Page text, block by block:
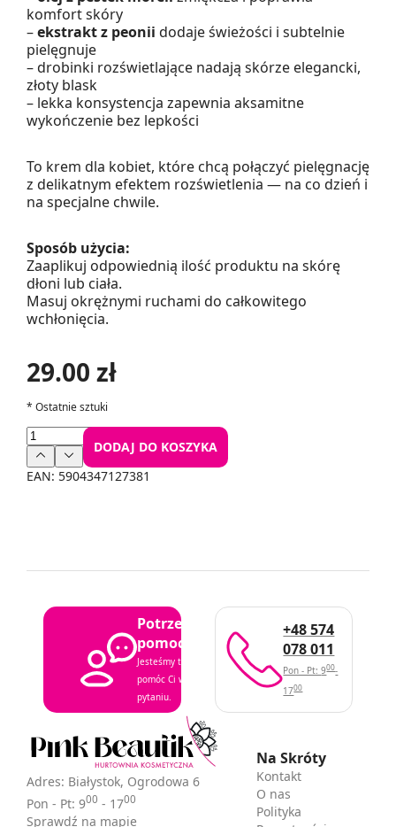
komfort skóry
–ekstrakt z peonii dodaje świeżości i subtelnie
pielęgnuje
– drobinki rozświetlające nadają skórze elegancki,
złoty blask
– lekka konsystencja zapewnia aksamitne
wykończenie bez lepkości
To krem dla kobiet, które chcą połączyć pielęgnację
z delikatnym efektem rozświetlenia — na co dzień i
na specjalne chwile.
Sposób użycia:
Zaaplikuj odpowiednią ilość produktu na skórę
dłoni lub ciała.
Masuj okrężnymi ruchami do całkowitego
wchłonięcia.
29.00 zł
* Ostatnie sztuki
DODAJ DO KOSZYKA
EAN: 5904347127381
Potrzebujesz
pomocy?
Jesteśmy tutaj, aby
pomóc Ci w każdym
pytaniu.
+48 574
078 011
Pon - Pt: 900-
1700
Adres: Białystok, Ogrodowa 6
Pon - Pt: 900 - 1700
Sprawdź na mapie
Na Skróty
Kontakt
O nas
Polityka